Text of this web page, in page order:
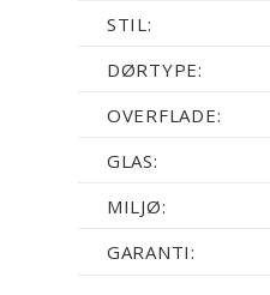
STIL:
DØRTYPE:
OVERFLADE:
GLAS:
MILJØ:
GARANTI: